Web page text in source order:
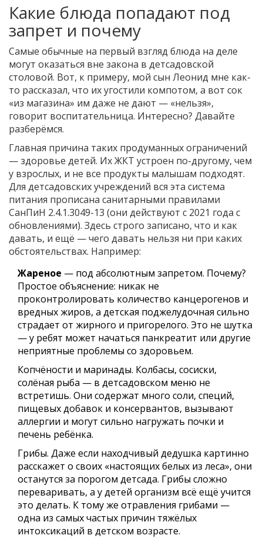
Какие блюда попадают под
запрет и почему
Самые обычные на первый взгляд блюда на деле
могут оказаться вне закона в детсадовской
столовой. Вот, к примеру, мой сын Леонид мне как-
то рассказал, что их угостили компотом, а вот сок
«из магазина» им даже не дают — «нельзя»,
говорит воспитательница. Интересно? Давайте
разберёмся.
Главная причина таких продуманных ограничений
— здоровье детей. Их ЖКТ устроен по-другому, чем
у взрослых, и не все продукты малышам подходят.
Для детсадовских учреждений вся эта система
питания прописана санитарными правилами
СанПиН 2.4.1.3049-13 (они действуют с 2021 года с
обновлениями). Здесь строго записано, что и как
давать, и ещё — чего давать нельзя ни при каких
обстоятельствах. Например:
Жареное — под абсолютным запретом. Почему?
Простое объяснение: никак не
проконтролировать количество канцерогенов и
вредных жиров, а детская поджелудочная сильно
страдает от жирного и пригорелого. Это не шутка
— у ребят может начаться панкреатит или другие
неприятные проблемы со здоровьем.
Копчёности и маринады. Колбасы, сосиски,
солёная рыба — в детсадовском меню не
встретишь. Они содержат много соли, специй,
пищевых добавок и консервантов, вызывают
аллергии и могут сильно нагружать почки и
печень ребёнка.
Грибы. Даже если находчивый дедушка картинно
расскажет о своих «настоящих белых из леса», они
останутся за порогом детсада. Грибы сложно
переваривать, а у детей организм всё ещё учится
это делать. К тому же отравления грибами —
одна из самых частых причин тяжёлых
интоксикаций в детском возрасте.